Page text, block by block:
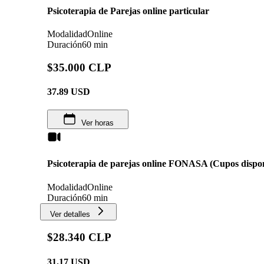
Psicoterapia de Parejas online particular
ModalidadOnline
Duración60 min
$35.000 CLP
37.89 USD
Ver horas
Psicoterapia de parejas online FONASA (Cupos
ModalidadOnline
Duración60 min
Ver detalles
$28.340 CLP
31.17 USD